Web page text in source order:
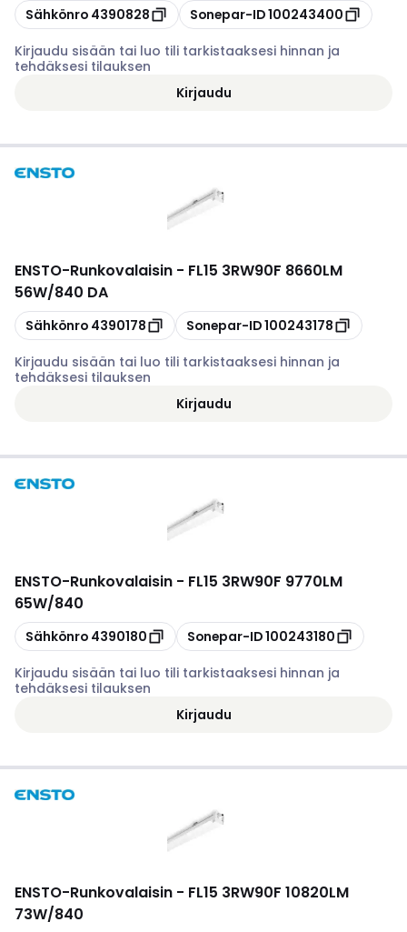
Kopioi
Sähkönro 4390828 Kopioi
Sonepar-ID100243400
Kirjaudu sisään tai luo tili tarkistaaksesi hinnan ja
tehdäksesi tilauksen
Kirjaudu
ENSTO-Runkovalaisin - FL15 3RW90F 8660LM
56W/840 DA
Kopioi
Sähkönro 4390178 Kopioi
Sonepar-ID100243178
Kirjaudu sisään tai luo tili tarkistaaksesi hinnan ja
tehdäksesi tilauksen
Kirjaudu
ENSTO-Runkovalaisin - FL15 3RW90F 9770LM
65W/840
Kopioi
Sähkönro 4390180 Kopioi
Sonepar-ID100243180
Kirjaudu sisään tai luo tili tarkistaaksesi hinnan ja
tehdäksesi tilauksen
Kirjaudu
ENSTO-Runkovalaisin - FL15 3RW90F 10820LM
73W/840